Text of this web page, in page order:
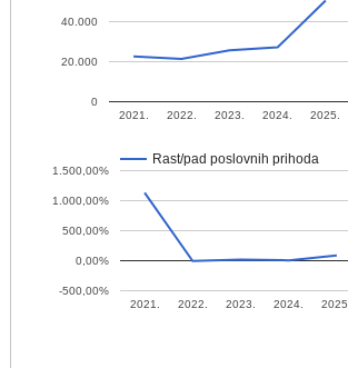
2021. 2022. 2023. 2024. 2025.
0
20.000
40.000
Rast/pad poslovnih prihoda
2021. 2022. 2023. 2024. 2025.
-500,00%
0,00%
500,00%
1.000,00%
1.500,00%